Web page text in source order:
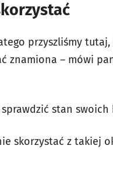
przyszliśmy
znamiona – mówi
stan
skorzystać z takiej